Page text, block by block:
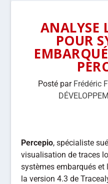
ANALYSE
POUR
Posté par Frédéric
Percepio, spécialiste
visualisation de traces
systèmes embarqués et
la version 4.3 de